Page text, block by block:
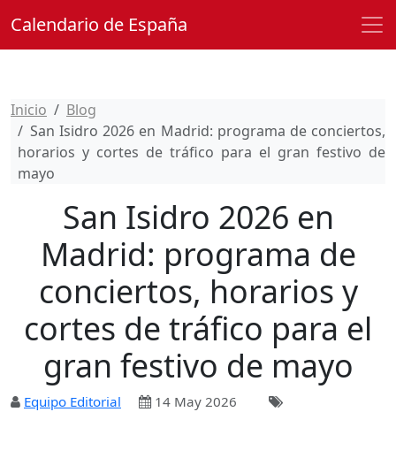
Calendario de España
Inicio
Blog
San Isidro 2026 en Madrid: programa de conciertos,
horarios y cortes de tráfico para el gran festivo de
mayo
San Isidro 2026 en
Madrid: programa de
conciertos, horarios y
cortes de tráfico para el
gran festivo de mayo
Equipo Editorial 14 May 2026